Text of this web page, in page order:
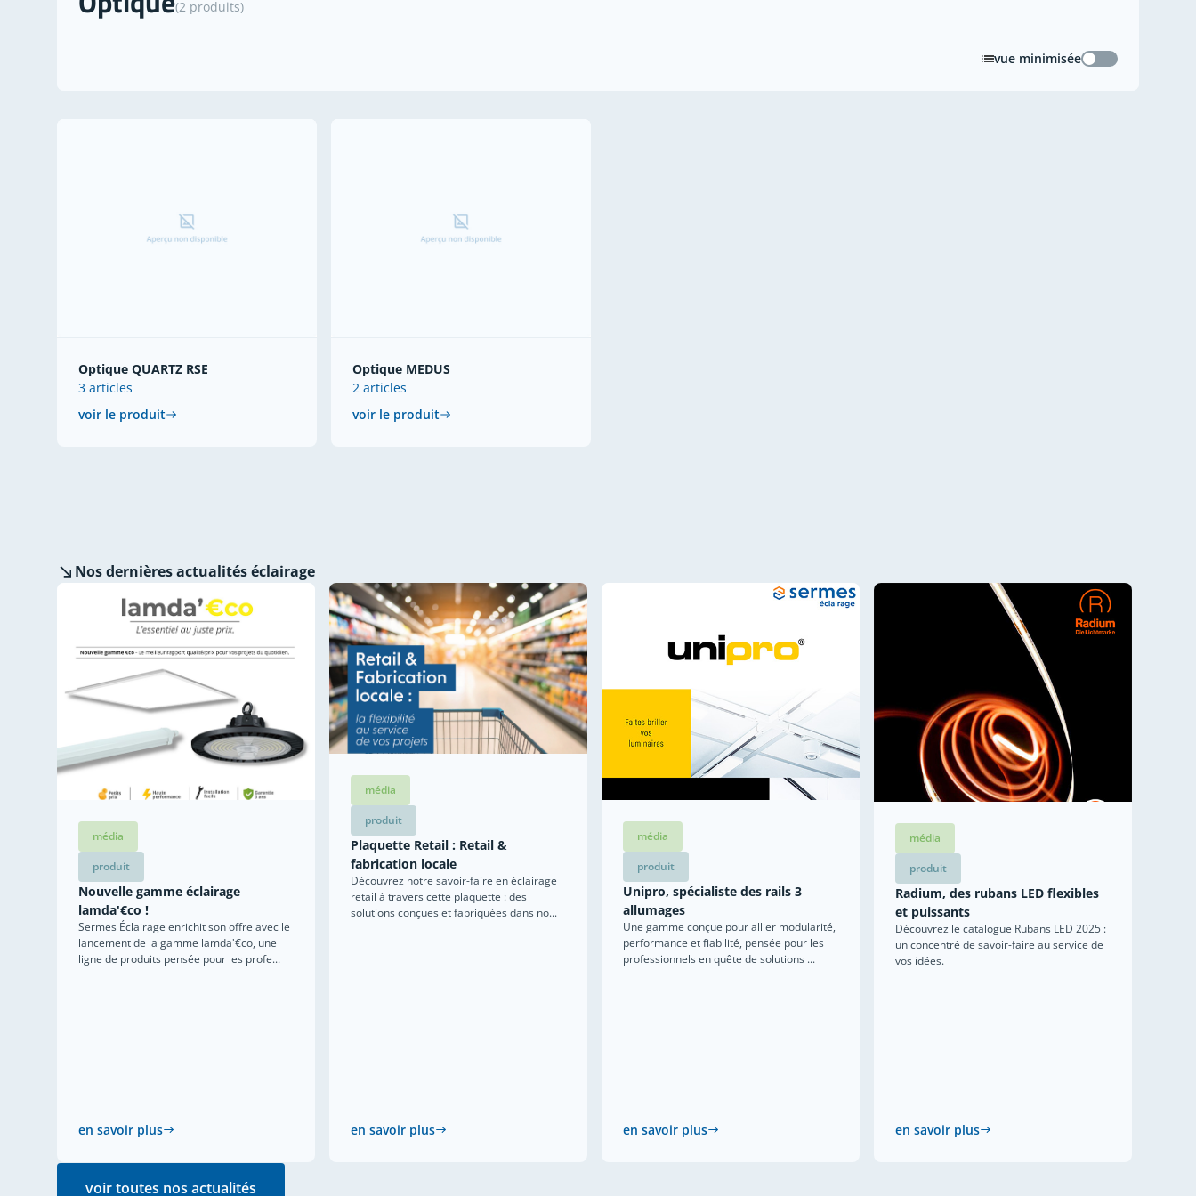
(2 produits)
vue minimiséevue minimisée
Optique QUARTZ RSE
3 articles
voir le produit
Optique MEDUS
2 articles
voir le produit
Nos dernièresactualités éclairage
média
produit
Nouvelle gamme éclairage
lamda'€co !
Sermes Éclairage enrichit son offre avec le
lancement de la gamme lamda'€co, une
ligne de produits pensée pour les profe...
en savoir plus
média
produit
Plaquette Retail : Retail &
fabrication locale
Découvrez notre savoir-faire en éclairage
retail à travers cette plaquette : des
solutions conçues et fabriquées dans no...
en savoir plus
média
produit
Unipro, spécialiste des rails 3
allumages
Une gamme conçue pour allier modularité,
performance et fiabilité, pensée pour les
professionnels en quête de solutions ...
en savoir plus
média
produit
Radium, des rubans LED flexibles
et puissants
Découvrez le catalogue Rubans LED 2025 :
un concentré de savoir-faire au service de
vos idées.
en savoir plus
voir toutes nos actualités